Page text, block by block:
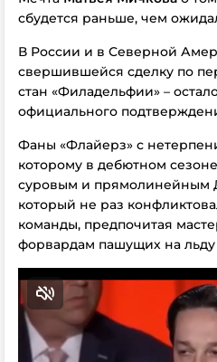
сбудется раньше, чем
В России и в Северной
свершившейся сделку по
стан «Филадельфии» –
официального
Фаны «Флайерз» с
которому в дебютном
суровым и прямолинейным
который не раз
команды, предпочитая
форвардам пашущих на льду